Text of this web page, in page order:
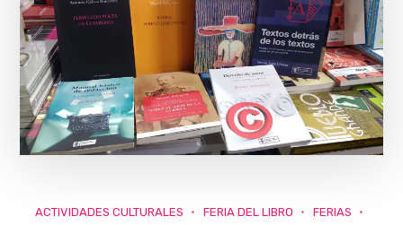
ACTIVIDADES CULTURALES FERIA DEL LIBRO
FERIAS